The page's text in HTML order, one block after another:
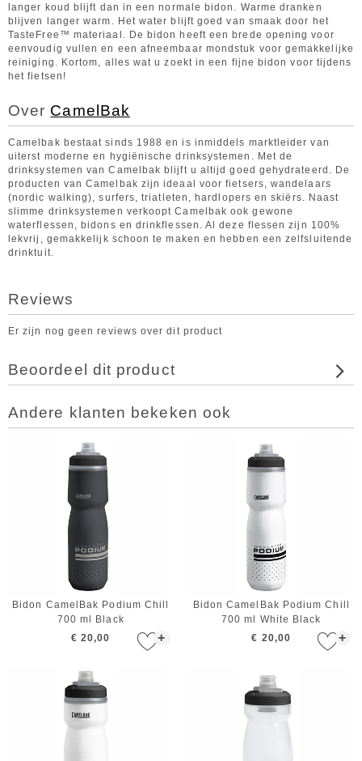
langer koud blijft dan in een normale bidon. Warme dranken
blijven langer warm. Het water blijft goed van smaak door het
TasteFree™ materiaal. De bidon heeft een brede opening voor
eenvoudig vullen en een afneembaar mondstuk voor gemakkelijke
reiniging. Kortom, alles wat u zoekt in een fijne bidon voor tijdens
het fietsen!
Over CamelBak
Camelbak bestaat sinds 1988 en is inmiddels marktleider van
uiterst moderne en hygiënische drinksystemen. Met de
drinksystemen van Camelbak blijft u altijd goed gehydrateerd. De
producten van Camelbak zijn ideaal voor fietsers, wandelaars
(nordic walking), surfers, triatleten, hardlopers en skiërs. Naast
slimme drinksystemen verkoopt Camelbak ook gewone
waterflessen, bidons en drinkflessen. Al deze flessen zijn 100%
lekvrij, gemakkelijk schoon te maken en hebben een zelfsluitende
drinktuit.
Reviews
Er zijn nog geen reviews over dit product
Beoordeel dit product
Andere klanten bekeken ook
+
Bidon CamelBak Podium Chill
700 ml Black
€ 20,00
+
Bidon CamelBak Podium Chill
700 ml White Black
€ 20,00